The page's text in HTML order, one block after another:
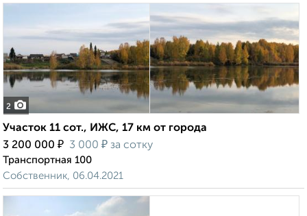
2
Участок 11 сот., ИЖС, 17 км от города
3 200 000 ₽ 3 000 ₽ за сотку
Транспортная 100
Собственник, 06.04.2021